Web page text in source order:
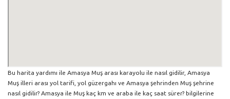
Bu harita yardımı ile Amasya Muş arası karayolu ile nasıl gidilir, Amasya
Muş illeri arası yol tarifi, yol güzergahı ve Amasya şehrinden Muş şehrine
nasıl gidilir? Amasya ile Muş kaç km ve araba ile kaç saat sürer? bilgilerine